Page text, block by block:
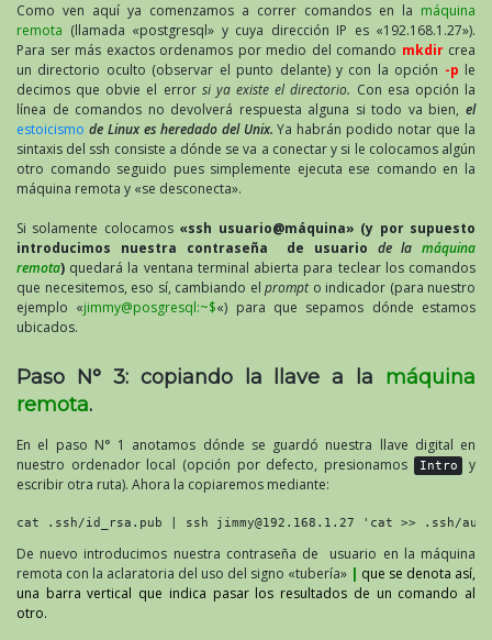
Como ven aquí ya comenzamos a correr comandos en la máquina
remota (llamada «postgresql» y cuya dirección IP es «192.168.1.27»).
Para ser más exactos ordenamos por medio del comando mkdircrea
un directorio oculto (observar el punto delante) y con la opción -p le
decimos que obvie el error si ya existe el directorio. Con esa opción la
línea de comandos no devolverá respuesta alguna si todo va bien, el
estoicismo de Linux es heredado del Unix.Ya habrán podido notar que la
sintaxis del ssh consiste a dónde se va a conectar y si le colocamos algún
otro comando seguido pues simplemente ejecuta ese comando en la
máquina remota y «se desconecta».
Si solamente colocamos «ssh usuario@máquina» (y por supuesto
introducimos nuestra contraseña de usuario de la máquina
remota) quedará la ventana terminal abierta para teclear los comandos
que necesitemos, eso sí, cambiando el prompto indicador (para nuestro
ejemplo «jimmy@posgresql:~$«) para que sepamos dónde estamos
ubicados.
Paso N° 3: copiando la llave a la máquina
remota.
En el paso N° 1 anotamos dónde se guardó nuestra llave digital en
nuestro ordenador local (opción por defecto, presionamos
Intro
y
escribir otra ruta). Ahora la copiaremos mediante:
cat .ssh/id_rsa.pub | ssh jimmy@192.168.1.27 'cat >> .ssh/
De nuevo introducimos nuestra contraseña de usuario en la máquina
remota con la aclaratoria del uso del signo «tubería»
que se denota así,
una barra vertical que indica pasar los resultados de un comando al
otro.